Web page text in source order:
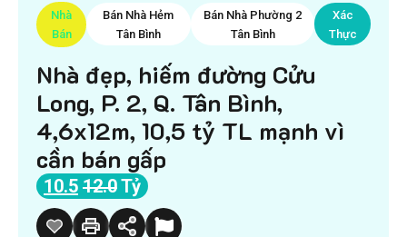
Nhà
Bán
Bán Nhà Hẻm
Tân Bình
Bán Nhà Phường 2
Tân Bình
Xác
Thực
Nhà đẹp, hiếm đường Cửu
Long, P. 2, Q. Tân Bình,
4,6x12m, 10,5 tỷ TL mạnh vì
cần bán gấp
10.5 12.0Tỷ